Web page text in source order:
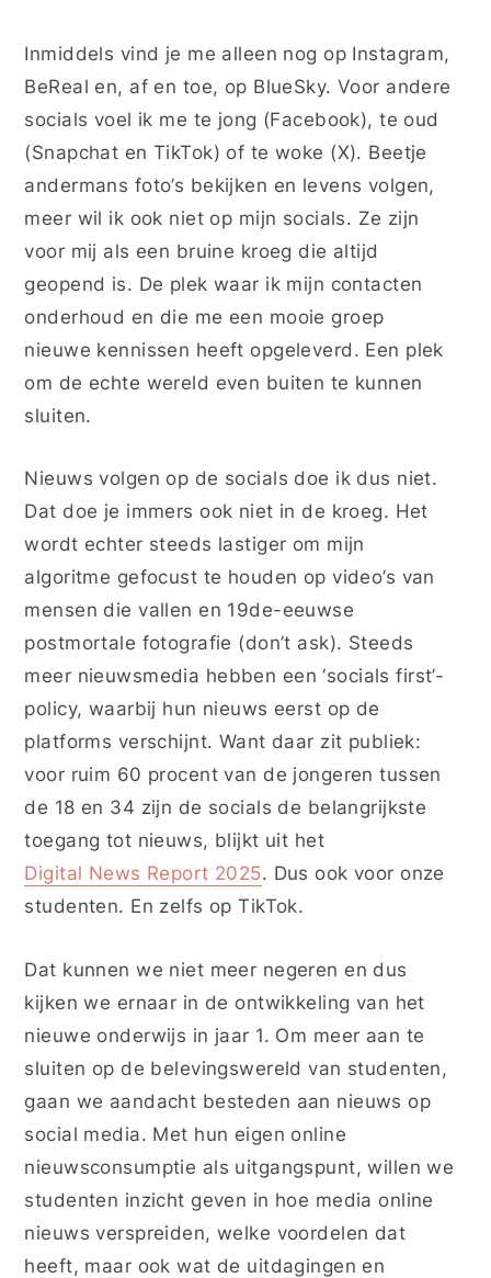
Inmiddels vind je me alleen nog op Instagram,
BeReal en, af en toe, op BlueSky. Voor andere
socials voel ik me te jong (Facebook), te oud
(Snapchat en TikTok) of te woke (X). Beetje
andermans foto’s bekijken en levens volgen,
meer wil ik ook niet op mijn socials. Ze zijn
voor mij als een bruine kroeg die altijd
geopend is. De plek waar ik mijn contacten
onderhoud en die me een mooie groep
nieuwe kennissen heeft opgeleverd. Een plek
om de echte wereld even buiten te kunnen
sluiten.
Nieuws volgen op de socials doe ik dus niet.
Dat doe je immers ook niet in de kroeg. Het
wordt echter steeds lastiger om mijn
algoritme gefocust te houden op video’s van
mensen die vallen en 19de-eeuwse
postmortale fotografie (don’t ask). Steeds
meer nieuwsmedia hebben een ‘socials first’-
policy, waarbij hun nieuws eerst op de
platforms verschijnt. Want daar zit publiek:
voor ruim 60 procent van de jongeren tussen
de 18 en 34 zijn de socials de belangrijkste
toegang tot nieuws, blijkt uit het
Digital News Report 2025. Dus ook voor onze
studenten. En zelfs op TikTok.
Dat kunnen we niet meer negeren en dus
kijken we ernaar in de ontwikkeling van het
nieuwe onderwijs in jaar 1. Om meer aan te
sluiten op de belevingswereld van studenten,
gaan we aandacht besteden aan nieuws op
social media. Met hun eigen online
nieuwsconsumptie als uitgangspunt, willen we
studenten inzicht geven in hoe media online
nieuws verspreiden, welke voordelen dat
heeft, maar ook wat de uitdagingen en